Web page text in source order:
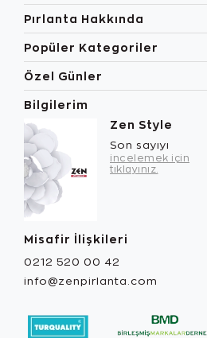
Pırlanta Hakkında
Popüler Kategoriler
Özel Günler
Bilgilerim
Zen Style
Son sayıyı
incelemek için
tıklayınız.
Misafir İlişkileri
0212 520 00 42
info@zenpirlanta.com